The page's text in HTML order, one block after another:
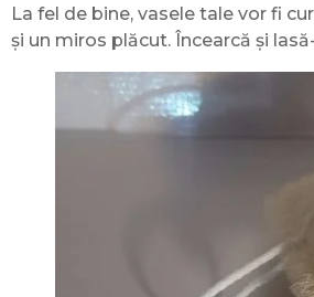
La fel de bine, vasele tale vor fi
și un miros plăcut. Încearcă și